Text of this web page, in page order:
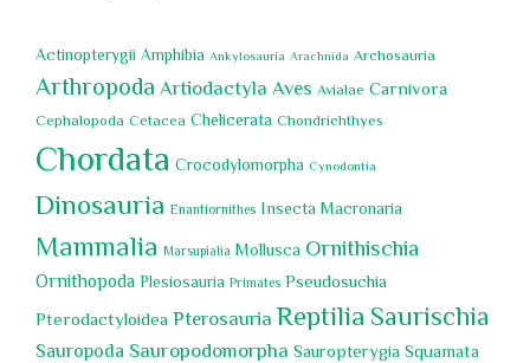
Actinopterygii Amphibia Ankylosauria Arachnida Archosauria
Arthropoda Artiodactyla Aves Avialae Carnivora
Cephalopoda Cetacea Chelicerata Chondrichthyes
Chordata Crocodylomorpha Cynodontia
Dinosauria Enantiornithes Insecta Macronaria
Mammalia Marsupialia Mollusca Ornithischia
Ornithopoda Plesiosauria Primates Pseudosuchia
Pterodactyloidea Pterosauria Reptilia Saurischia
Sauropoda Sauropodomorpha Sauropterygia Squamata